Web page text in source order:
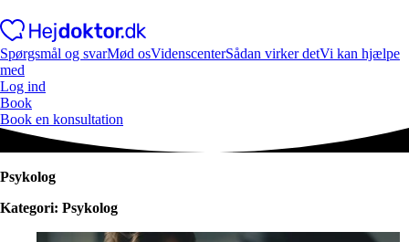
Spørgsmål og svarMød osVidenscenterSådan virker detVi kan hjælpe
med
Log ind
Book
Book en konsultation
Psykolog
Kategori: Psykolog